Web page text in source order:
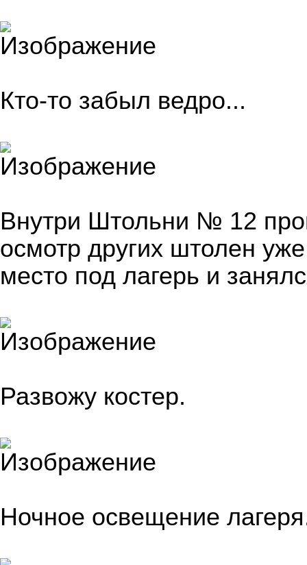
Кто-то забыл ведро...
Внутри Штольни № 12
осмотр других штолен
место под лагерь и
Развожу костер.
Ночное освещение